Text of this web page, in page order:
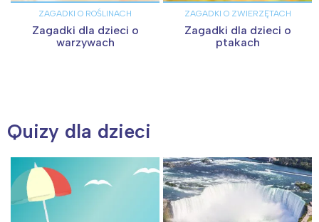
ZAGADKI O ROŚLINACH
Zagadki dla dzieci o
warzywach
ZAGADKI O ZWIERZĘTACH
Zagadki dla dzieci o
ptakach
Quizy dla dzieci